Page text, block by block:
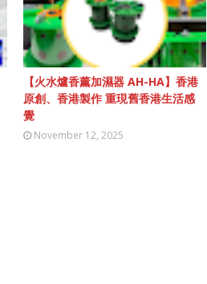
【火水爐香薰加濕器 AH-HA】香港
原創、香港製作 重現舊香港生活感
覺
November 12, 2025